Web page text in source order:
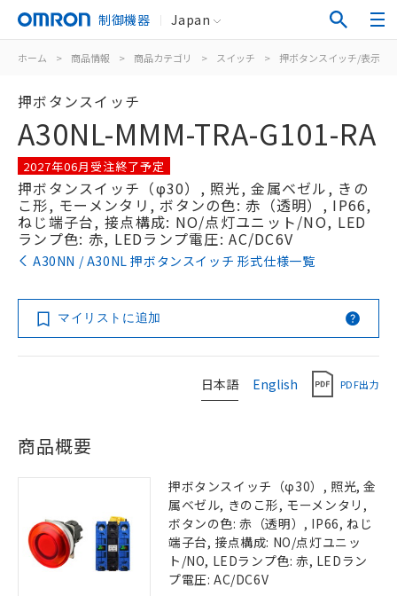
制御機器 Japan
ホーム > 商品情報 > 商品カテゴリ > スイッチ > 押ボタンスイッチ/表示灯
押ボタンスイッチ
A30NL-MMM-TRA-G101-RA
2027年06月受注終了予定
押ボタンスイッチ（φ30）, 照光, 金属ベゼル, きの
こ形, モーメンタリ, ボタンの色: 赤（透明）, IP66,
ねじ端子台, 接点構成: NO/点灯ユニット/NO, LED
ランプ色: 赤, LEDランプ電圧: AC/DC6V
A30NN / A30NL 押ボタンスイッチ 形式仕様一覧
マイリストに追加
日本語 English PDF出力
商品概要
押ボタンスイッチ（φ30）, 照光, 金
属ベゼル, きのこ形, モーメンタリ,
ボタンの色: 赤（透明）, IP66, ねじ
端子台, 接点構成: NO/点灯ユニッ
ト/NO, LEDランプ色: 赤, LEDラン
プ電圧: AC/DC6V